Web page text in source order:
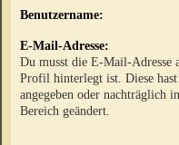
Benutzername:
E-Mail-Adresse:
Du musst die E-Mail-Adresse
Profil hinterlegt ist. Diese
angegeben oder nachträglich
Bereich geändert.